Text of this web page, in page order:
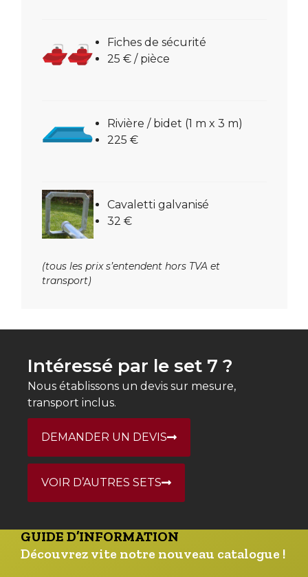
Fiches de sécurité
25 € / pièce
Rivière / bidet (1 m x 3 m)
225 €
Cavaletti galvanisé
32 €
(tous les prix s’entendent hors TVA et
transport)
Intéressé par le set 7 ?
Nous établissons un devis sur mesure,
transport inclus.
DEMANDER UN DEVIS
VOIR D’AUTRES SETS
GUIDE D’INFORMATION
Découvrez vite notre nouveau catalogue !